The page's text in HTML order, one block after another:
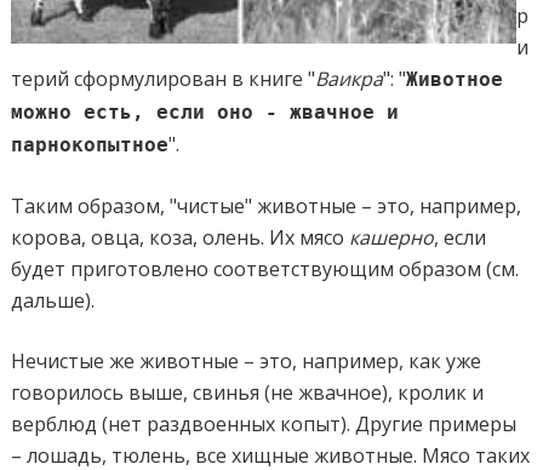
р
и
терий сформулирован в книге "Ваикра": "Животное
можно есть, если оно - жвачное и
парнокопытное".
Таким образом, "чистые" животные – это, например,
корова, овца, коза, олень. Их мясо кашерно, если
будет приготовлено соответствующим образом (см.
дальше).
Нечистые же животные – это, например, как уже
говорилось выше, свинья (не жвачное), кролик и
верблюд (нет раздвоенных копыт). Другие примеры
– лошадь, тюлень, все хищные животные. Мясо таких